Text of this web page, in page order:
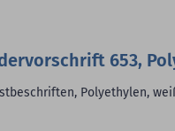
653,
Polyethylen,